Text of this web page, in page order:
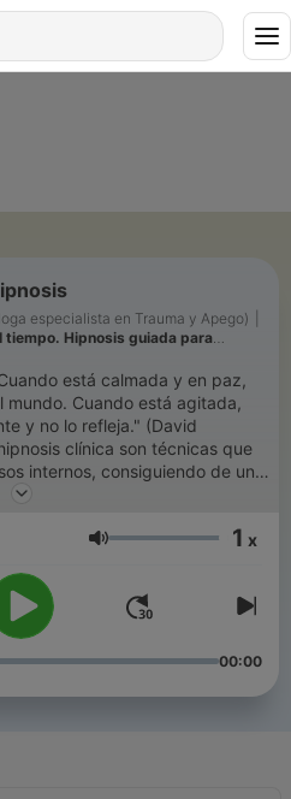
especialista en Trauma y Apego)
tiempo. Hipnosis guiada para
está calmada y en paz,
mundo. Cuando está agitada,
y no lo refleja." (David
clínica son técnicas que
internos, consiguiendo de una
de los conflictos. Te
a modular del dolor,
Volumen 1 x
00:00